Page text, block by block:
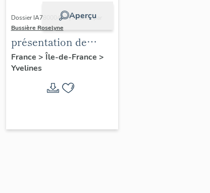
Aperçu
Dossier IA78000496 | Réalisé par
Bussière Roselyne
présentation de
l'étude du
patrimoine de l'aire
d'étude Versailles
périphérie sud
France > Île-de-France >
Yvelines